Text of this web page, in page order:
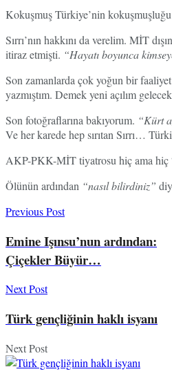
Kokuşmuş Türkiye’nin
Sırrı’nın hakkını da verelim. MİT
itiraz etmişti. “Hayatı boyunca
Son zamanlarda çok yoğun bir
yazmıştım. Demek yeni açılım
Son fotoğraflarına bakıyorum. “Kürt
Ve her karede hep sırıtan Sırrı…
AKP-PKK-MİT tiyatrosu hiç ama hiç
Ölünün ardından “nasıl bilirdiniz”
Previous Post
Emine Işınsu’nun ardından:
Çiçekler Büyür…
Next Post
Türk gençliğinin haklı isyanı
Next Post